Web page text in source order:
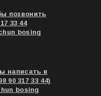
позвонить
33 44
bosing
написать в
90 317 33 44)
bosing